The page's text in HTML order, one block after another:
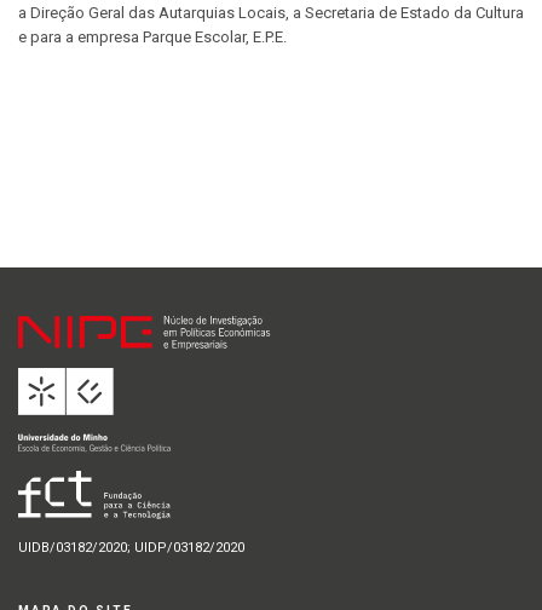
a Direção Geral das Autarquias Locais, a Secretaria de Estado da Cultura
e para a empresa Parque Escolar, E.P.E.
UIDB/03182/2020; UIDP/03182/2020